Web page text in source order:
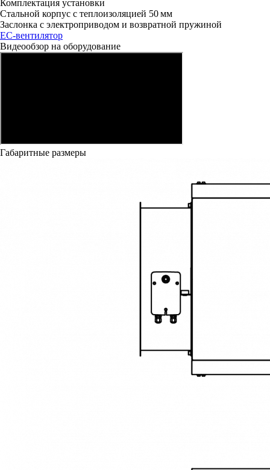
Комплектация установки
Стальной корпус с теплоизоляцией 50 мм
Заслонка с электроприводом и возвратной пружиной
ЕС-вентилятор
Видеообзор на оборудование
Габаритные размеры